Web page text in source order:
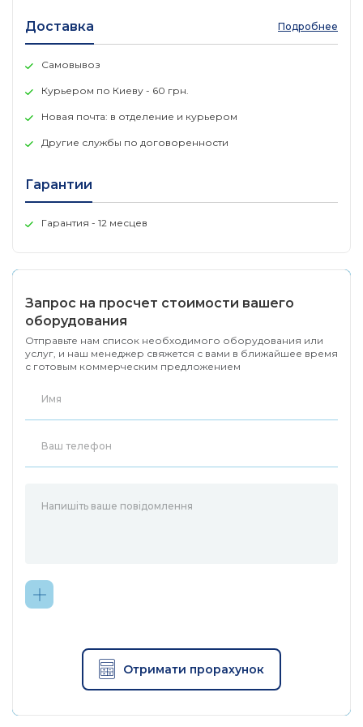
Гибкие варианты хранения:
выберите между
ГБ или безопасной облачной службой Tapo Care
для дополнительной уверенности
Бесплатное обнаружение с помощью
технологии искусственного интеллекта камера
домашних животных и транспортных средств,
уменьшая количество ложных уведомлений и
ненужных сообщений.
телефоне, сосредоточившись на том, что
действительно важно.
Камера
сенсор Starlight с
Фокусное расстояние: 3,17
Диафрагма: F1,65
Ночное
2× встроенные прожекторы
Активируются движением,
Доставка Подробнее
Самовывоз
Курьером по Киеву - 60 грн.
Новая почта: в отделение и курьером
Другие службы по договоренности
Гарантии
Гарантия - 12 месцев
Запрос на просчет стоимости вашего
оборудования
Отправьте нам список необходимого оборудования или
услуг, и наш менеджер свяжется с вами в ближайшее время
с готовым коммерческим предложением
Отримати прорахунок